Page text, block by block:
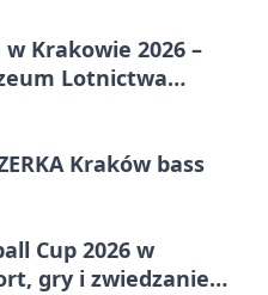
Krakowie 2026 –
Lotnictwa
Kraków bass
Cup 2026 w
gry i zwiedzanie